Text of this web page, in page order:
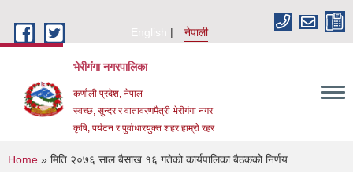
English
नेपाली
भेरीगंगा नगरपालिका
कर्णाली प्रदेश, नेपाल
स्वच्छ, सुन्दर र वातावरणमैत्री भेरीगंगा नगर
कृषि, पर्यटन र पुर्वाधारयुक्त शहर हाम्रो रहर
You are here
Home » मिति २०७६ साल बैसाख १६ गतेको कार्यपालिका बैठकको निर्णय